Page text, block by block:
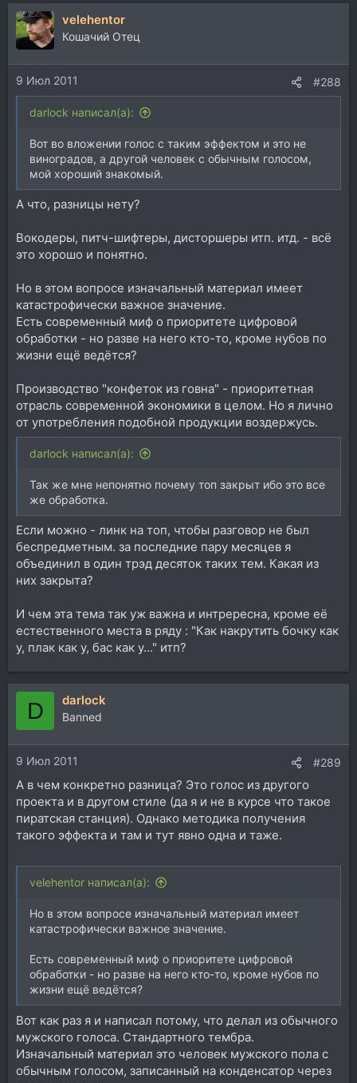
velehentor
Кошачий Отец
9 Июл 2011 #288
darlock написал(а):
Вот во вложении голос с таким эффектом и это не
виноградов, а другой человек с обычным голосом,
мой хороший знакомый.
А что, разницы нету?
Вокодеры, питч-шифтеры, дисторшеры итп. итд. - всё
это хорошо и понятно.
Но в этом вопросе изначальный материал имеет
катастрофически важное значение.
Есть современный миф о приоритете цифровой
обработки - но разве на него кто-то, кроме нубов по
жизни ещё ведётся?
Производство "конфеток из говна" - приоритетная
отрасль современной экономики в целом. Но я лично
от употребления подобной продукции воздержусь.
darlock написал(а):
Так же мне непонятно почему топ закрыт ибо это все
же обработка.
Если можно - линк на топ, чтобы разговор не был
беспредметным. за последние пару месяцев я
объединил в один трэд десяток таких тем. Какая из
них закрыта?
И чем эта тема так уж важна и интрересна, кроме её
естественного места в ряду : "Как накрутить бочку как
у, плак как у, бас как у..." итп?
D darlock
Banned
9 Июл 2011 #289
А в чем конкретно разница? Это голос из другого
проекта и в другом стиле (да я и не в курсе что такое
пиратская станция). Однако методика получения
такого эффекта и там и тут явно одна и таже.
velehentor написал(а):
Но в этом вопросе изначальный материал имеет
катастрофически важное значение.
Есть современный миф о приоритете цифровой
обработки - но разве на него кто-то, кроме нубов по
жизни ещё ведётся?
Вот как раз я и написал потому, что делал из обычного
мужского голоса. Стандартного тембра.
Изначальный материал это человек мужского пола с
обычным голосом, записанный на конденсатор через